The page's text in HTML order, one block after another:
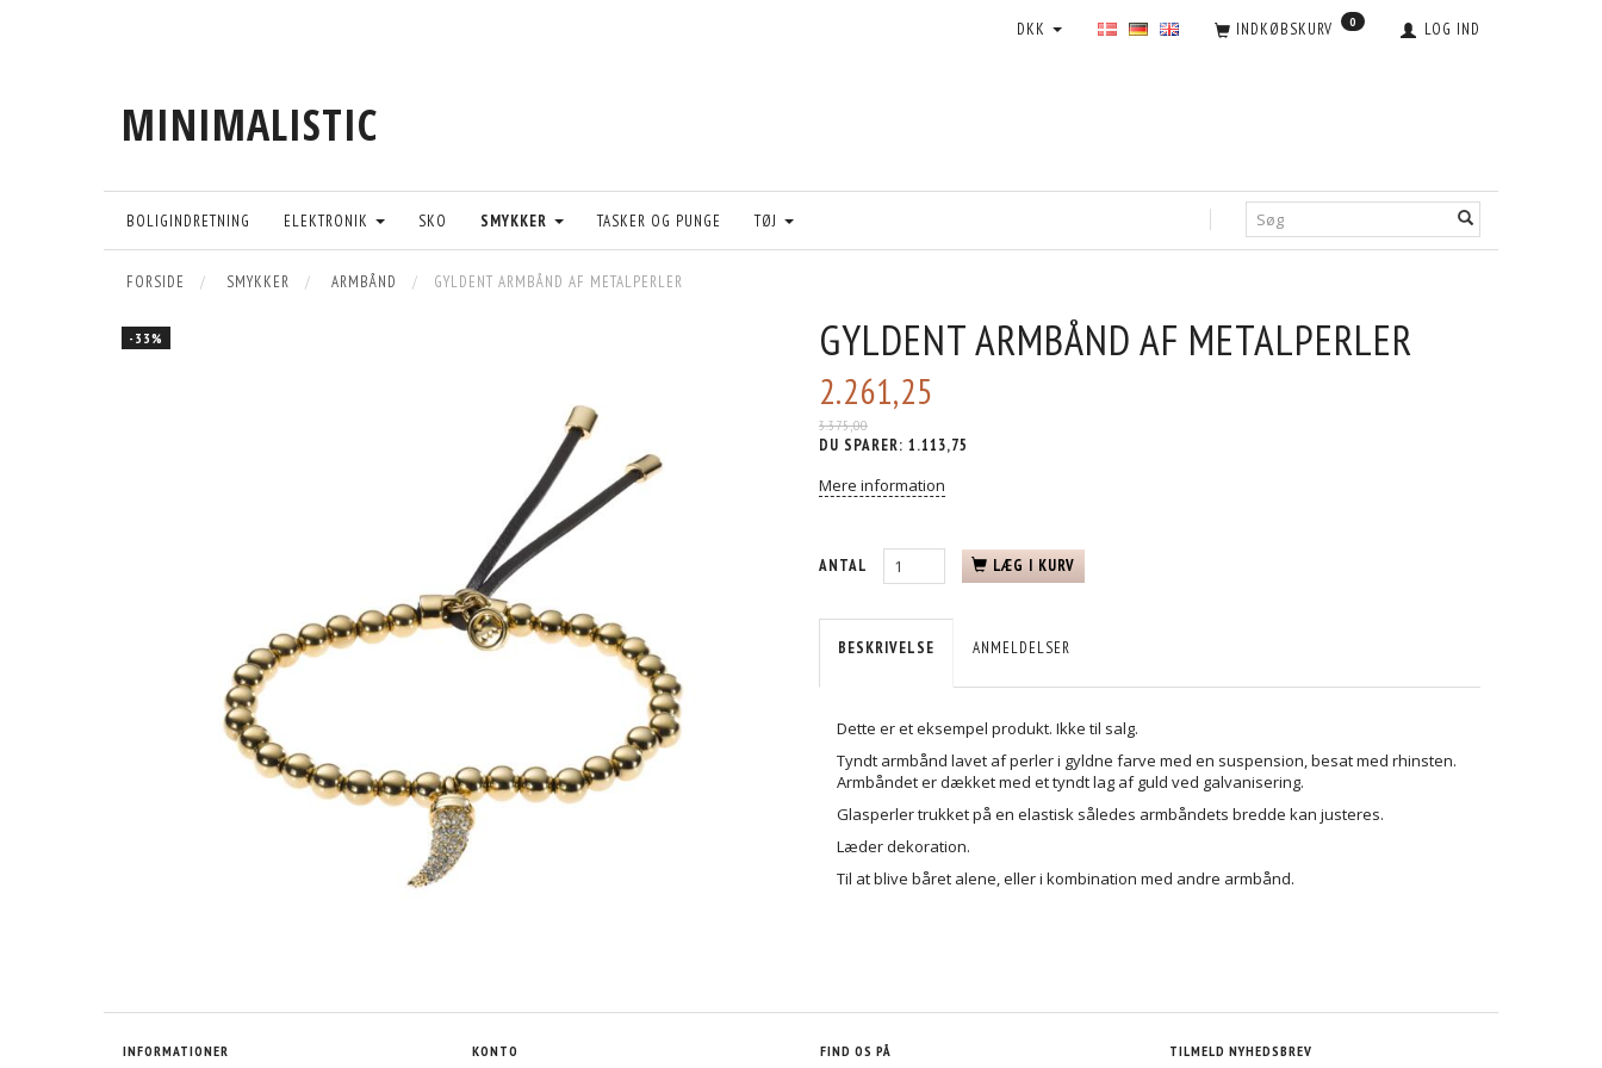
LOG IND
INDKØBSKURV 0
DKK
MINIMALISTIC
BOLIGINDRETNING ELEKTRONIK SKO SMYKKER TASKER OG PUNGE TØJ
FORSIDE SMYKKER ARMBÅND GYLDENT ARMBÅND AF METALPERLER
-33% GYLDENT ARMBÅND AF METALPERLER
2.261,25
3.375,00
DU SPARER: 1.113,75
Mere information
ANTAL LÆG I KURV
BESKRIVELSE ANMELDELSER
Dette er et eksempel produkt. Ikke til salg.
Tyndt armbånd lavet af perler i gyldne farve med en suspension, besat med rhinsten.
Armbåndet er dækket med et tyndt lag af guld ved galvanisering.
Glasperler trukket på en elastisk således armbåndets bredde kan justeres.
Læder dekoration.
Til at blive båret alene, eller i kombination med andre armbånd.
INFORMATIONER KONTO FIND OS PÅ TILMELD NYHEDSBREV